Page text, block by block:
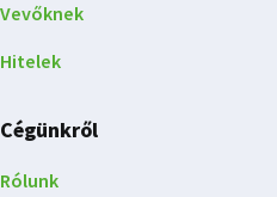
Vevőknek
Hitelek
Cégünkről
Rólunk